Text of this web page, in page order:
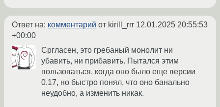
Ответ на: комментарий от kirill_rrr 12.01.2025 20:55:53
+00:00
Сргласен, это гребаный монолит ни
убавить, ни прибавить. Пытался этим
пользоваться, когда оно было еще версии
0.17, но быстро понял, что оно банально
неудобно, а изменить никак.